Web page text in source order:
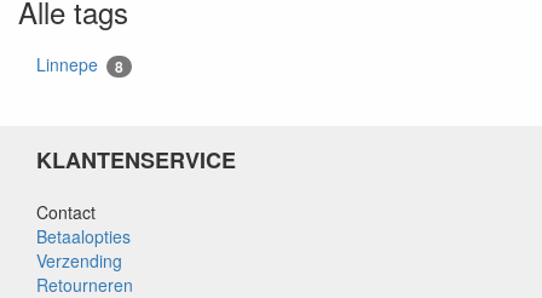
Alle tags
Linnepe 8
KLANTENSERVICE
Contact
Betaalopties
Verzending
Retourneren